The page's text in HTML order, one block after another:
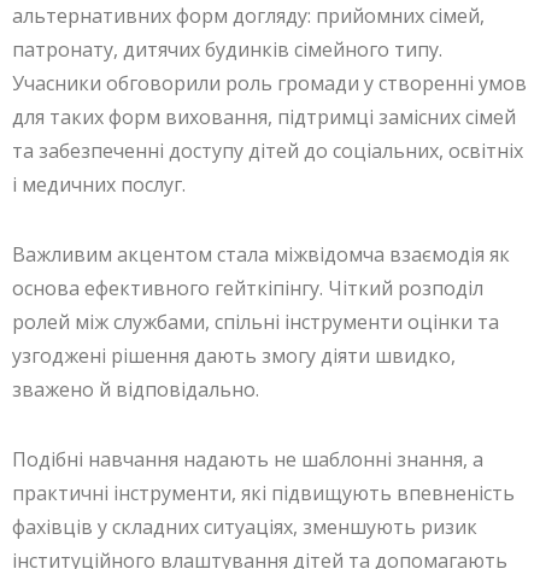
альтернативних форм догляду: прийомних сімей,
патронату, дитячих будинків сімейного типу.
Учасники обговорили роль громади у створенні умов
для таких форм виховання, підтримці замісних сімей
та забезпеченні доступу дітей до соціальних, освітніх
і медичних послуг.
Важливим акцентом стала міжвідомча взаємодія як
основа ефективного гейткіпінгу. Чіткий розподіл
ролей між службами, спільні інструменти оцінки та
узгоджені рішення дають змогу діяти швидко,
зважено й відповідально.
Подібні навчання надають не шаблонні знання, а
практичні інструменти, які підвищують впевненість
фахівців у складних ситуаціях, зменшують ризик
інституційного влаштування дітей та допомагають